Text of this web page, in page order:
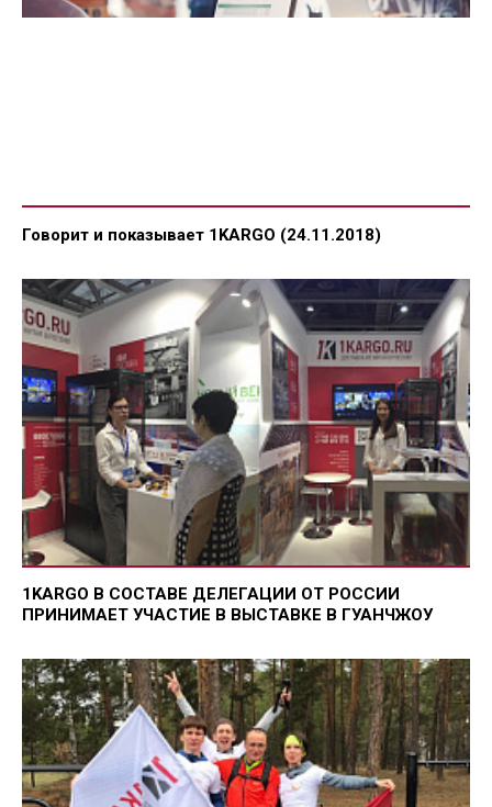
Говорит и показывает 1KARGO (24.11.2018)
1KARGO В СОСТАВЕ ДЕЛЕГАЦИИ ОТ РОССИИ
ПРИНИМАЕТ УЧАСТИЕ В ВЫСТАВКЕ В ГУАНЧЖОУ